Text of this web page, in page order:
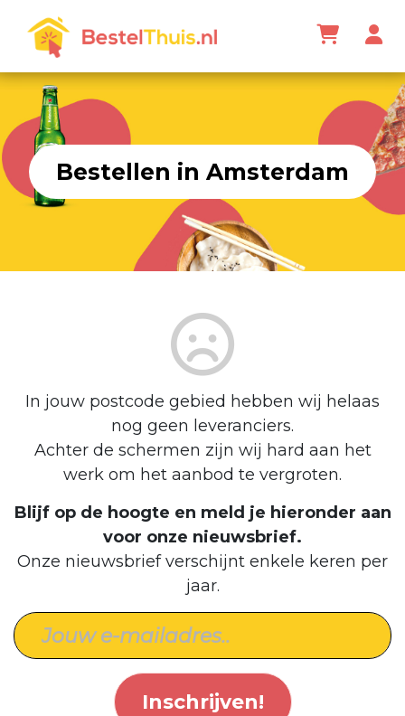
Bestellen in Amsterdam
In jouw postcode gebied hebben wij helaas
nog geen leveranciers.
Achter de schermen zijn wij hard aan het
werk om het aanbod te vergroten.
Blijf op de hoogte en meld je hieronder aan
voor onze nieuwsbrief.
Onze nieuwsbrief verschijnt enkele keren per
jaar.
Inschrijven!